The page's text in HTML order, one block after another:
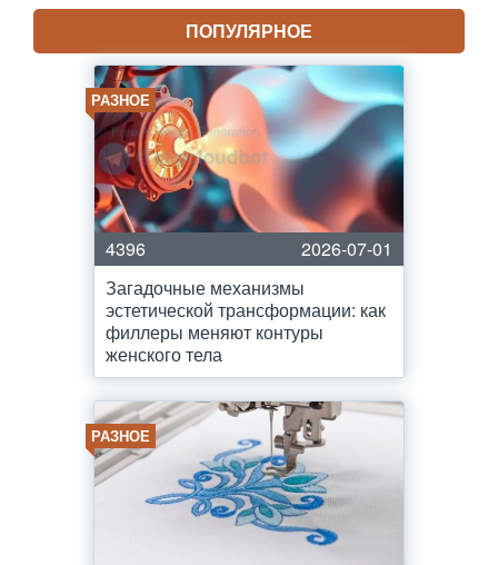
ПОПУЛЯРНОЕ
РАЗНОЕ
4396
2026-07-01
Загадочные механизмы
эстетической трансформации: как
филлеры меняют контуры
женского тела
РАЗНОЕ